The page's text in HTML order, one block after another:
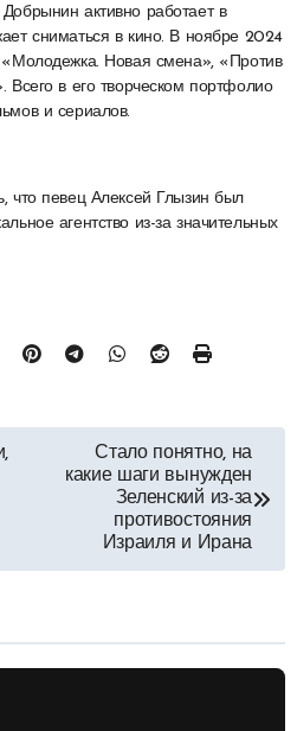
активно работает в
сниматься в кино. В ноябре 2024
«Молодежка. Новая смена», «Против
в его творческом портфолио
и сериалов.
что певец Алексей Глызин был
агентство из-за значительных
Стало понятно, на
какие шаги вынужден
Зеленский из-за
противостояния
Израиля и Ирана